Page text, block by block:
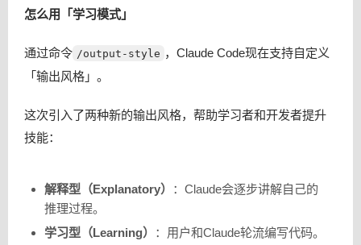
怎么用「学习模式」
通过命令 /output-style ，Claude Code现在支持自定义
「输出风格」。
这次引入了两种新的输出风格，帮助学习者和开发者提升
技能：
解释型（Explanatory）
：Claude会逐步讲解自己的
推理过程。
学习型（Learning）
：用户和Claude轮流编写代码。